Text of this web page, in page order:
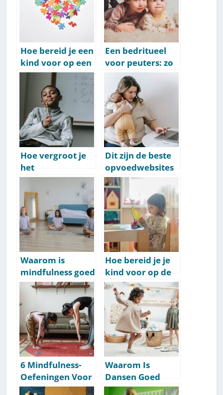
[Handige Tips]
Hoe bereid je een
kind voor op een
scheiding? [7 tips]
Een bedritueel
voor peuters: zo
doe je dat [Tips &
Stappen]
Hoe vergroot je
het
zelfvertrouwen
van een kind? 15
tips & oefeningen
Dit zijn de beste
opvoedwebsites
& mamablogs
van Nederland
[Top 50]
Waarom is
mindfulness goed
voor kinderen? [6
bewezen
voordelen]
Hoe bereid je je
kind voor op de
kinderopvang? [5
slimme tips]
6 Mindfulness-
Oefeningen Voor
Kinderen [Tekst]
Waarom Is
Dansen Goed
Voor Kinderen? 6